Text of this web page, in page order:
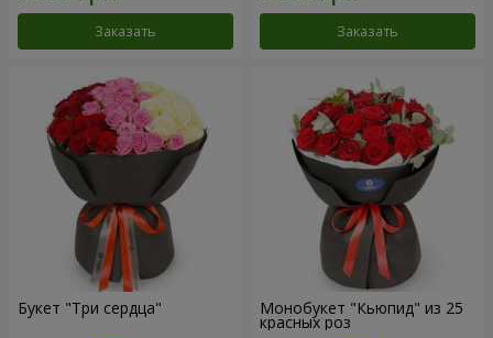
Заказать Заказать
Букет "Три сердца" Монобукет "Кьюпид" из 25
красных роз